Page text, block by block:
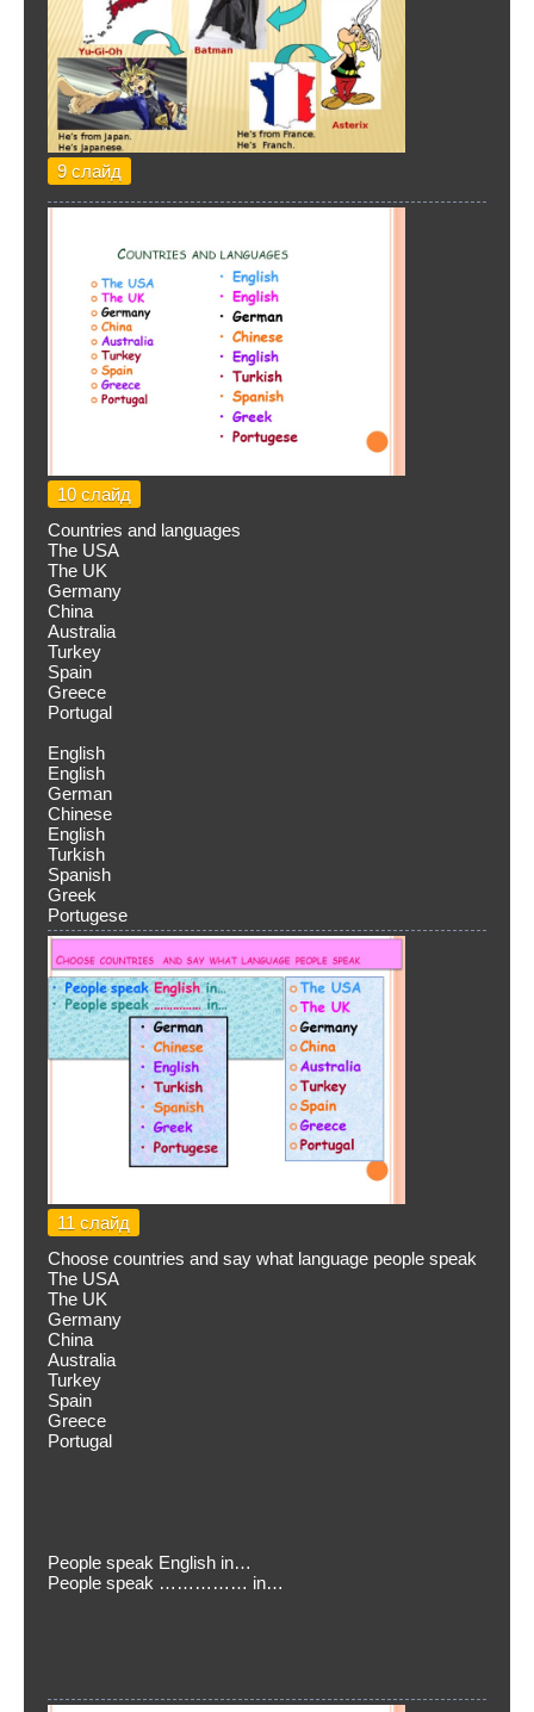
9 слайд
10 слайд
Countries and languages
The USA
The UK
Germany
China
Australia
Turkey
Spain
Greece
Portugal
English
English
German
Chinese
English
Turkish
Spanish
Greek
Portugese
11 слайд
Choose countries and say what language people speak
The USA
The UK
Germany
China
Australia
Turkey
Spain
Greece
Portugal
People speak English in…
People speak …………… in…